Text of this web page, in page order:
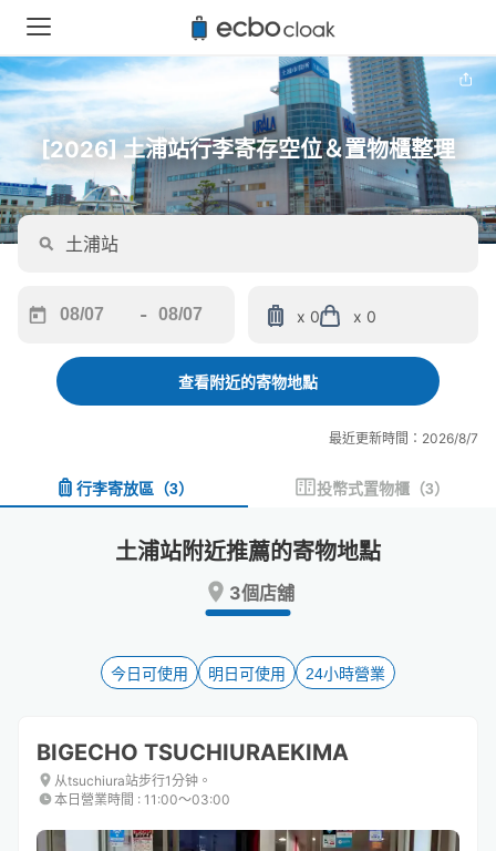
[2026] 土浦站行李寄存空位＆置物櫃整理
forward
interact
and
keyboard
shortcuts
for
changing
-
backward
interact
and
a
date.
key
to
keyboard
shortcuts
for
changing
x 0 x 0
查看附近的寄物地點
最近更新時間：2026/8/7
行李寄放區 （3） 投幣式置物櫃 （3）
土浦站附近推薦的寄物地點
3個店舖
今日可使用 明日可使用 24小時營業
BIGECHO TSUCHIURAEKIMA
从tsuchiura站步行1分钟。
本日營業時間 : 11:00〜03:00